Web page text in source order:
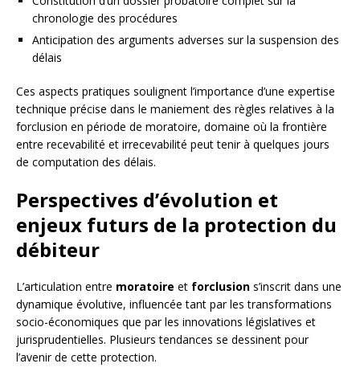
chronologie des procédures
Anticipation des arguments adverses sur la suspension des
délais
Ces aspects pratiques soulignent l’importance d’une expertise
technique précise dans le maniement des règles relatives à la
forclusion en période de moratoire, domaine où la frontière
entre recevabilité et irrecevabilité peut tenir à quelques jours
de computation des délais.
Perspectives d’évolution et
enjeux futurs de la protection du
débiteur
L’articulation entre moratoire et forclusion s’inscrit dans une
dynamique évolutive, influencée tant par les transformations
socio-économiques que par les innovations législatives et
jurisprudentielles. Plusieurs tendances se dessinent pour
l’avenir de cette protection.